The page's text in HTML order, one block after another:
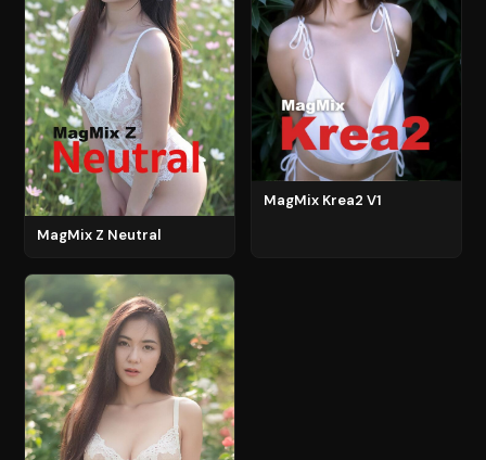
MagMix Z Neutral
MagMix Krea2 V1